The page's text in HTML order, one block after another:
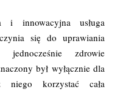
i innowacyjna usługa
się do uprawiania
zdrowie
był wyłącznie dla
korzystać cała